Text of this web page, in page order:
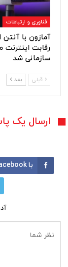
فناوری و ارتباطات
آمازون با آنتن
رقابت اینترنت
سازمانی شد
قبلی بعد
ارسال یک
با Facebook وارد شوید